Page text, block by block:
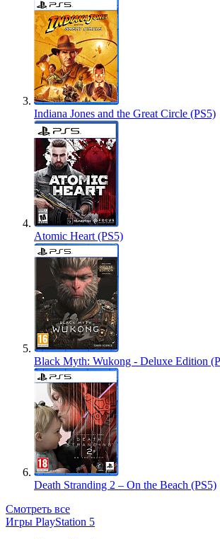
Indiana Jones and the Great Circle (PS5)
Atomic Heart (PS5)
Black Myth: Wukong - Deluxe Edition
Death Stranding 2 – On the Beach (PS5)
Смотреть все
Игры PlayStation 5